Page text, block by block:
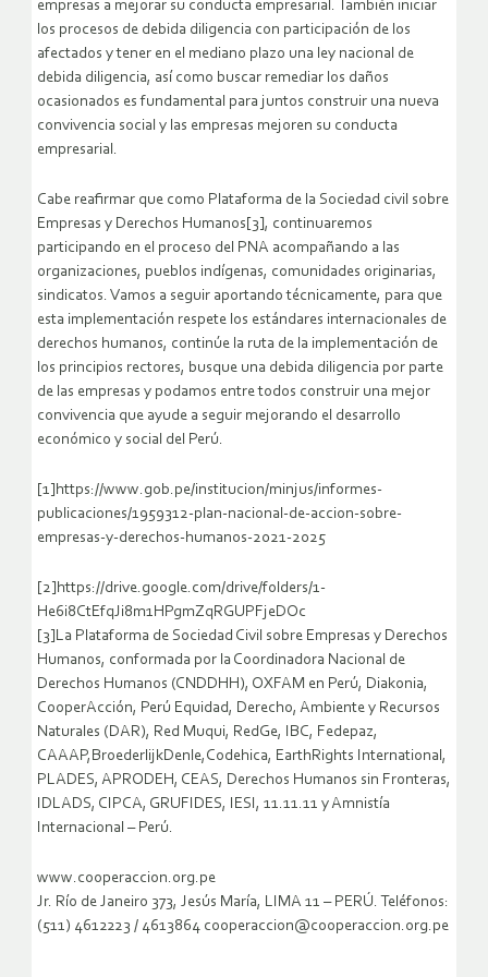
empresas a mejorar su conducta empresarial. También iniciar
los procesos de debida diligencia con participación de los
afectados y tener en el mediano plazo una ley nacional de
debida diligencia, así como buscar remediar los daños
ocasionados es fundamental para juntos construir una nueva
convivencia social y las empresas mejoren su conducta
empresarial.
Cabe reafirmar que como Plataforma de la Sociedad civil sobre
Empresas y Derechos Humanos[3], continuaremos
participando en el proceso del PNA acompañando a las
organizaciones, pueblos indígenas, comunidades originarias,
sindicatos. Vamos a seguir aportando técnicamente, para que
esta implementación respete los estándares internacionales de
derechos humanos, continúe la ruta de la implementación de
los principios rectores, busque una debida diligencia por parte
de las empresas y podamos entre todos construir una mejor
convivencia que ayude a seguir mejorando el desarrollo
económico y social del Perú.
[1]https://www.gob.pe/institucion/minjus/informes-
publicaciones/1959312-plan-nacional-de-accion-sobre-
empresas-y-derechos-humanos-2021-2025
[2]https://drive.google.com/drive/folders/1-
He6i8CtEfqJi8m1HPgmZqRGUPFjeDOc
[3]La Plataforma de Sociedad Civil sobre Empresas y Derechos
Humanos, conformada por la Coordinadora Nacional de
Derechos Humanos (CNDDHH), OXFAM en Perú, Diakonia,
CooperAcción, Perú Equidad, Derecho, Ambiente y Recursos
Naturales (DAR), Red Muqui, RedGe, IBC, Fedepaz,
CAAAP,BroederlijkDenle,Codehica, EarthRights International,
PLADES, APRODEH, CEAS, Derechos Humanos sin Fronteras,
IDLADS, CIPCA, GRUFIDES, IESI, 11.11.11 y Amnistía
Internacional – Perú.
www.cooperaccion.org.pe
Jr. Río de Janeiro 373, Jesús María, LIMA 11 – PERÚ. Teléfonos:
(511) 4612223 / 4613864 cooperaccion@cooperaccion.org.pe